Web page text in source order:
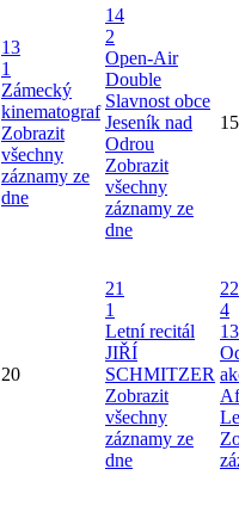
13
1
Zámecký
kinematograf
Zobrazit
všechny
záznamy ze
dne
14
2
Open-Air
Double
Slavnost obce
Jeseník nad
Odrou
Zobrazit
všechny
záznamy ze
dne
15
20
21
1
Letní recitál
JIŘÍ
SCHMITZER
Zobrazit
všechny
záznamy ze
dne
22
4